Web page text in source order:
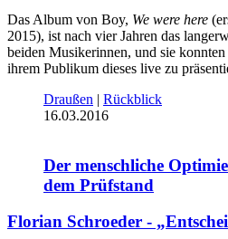
Das Album von Boy, We were here
2015), ist nach vier Jahren das
beiden Musikerinnen, und sie
ihrem Publikum dieses live zu
Draußen | Rückblick
16.03.2016
Der menschliche
dem Prüfstand
Florian Schroeder -